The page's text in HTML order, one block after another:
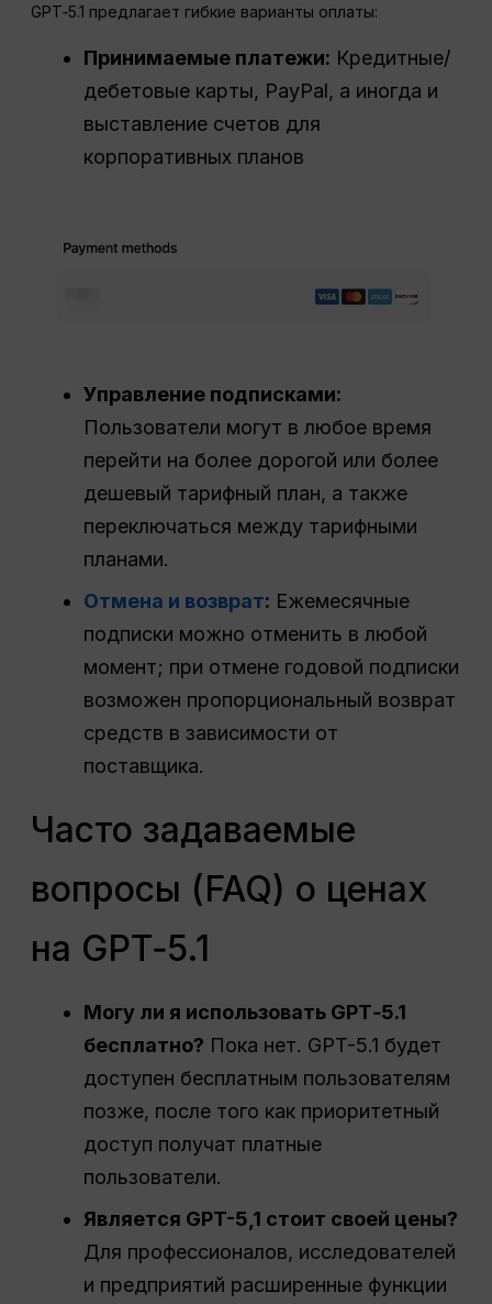
GPT‑5.1 предлагает гибкие варианты оплаты:
Принимаемые платежи: Кредитные/
дебетовые карты, PayPal, а иногда и
выставление счетов для
корпоративных планов
Управление подписками:
Пользователи могут в любое время
перейти на более дорогой или более
дешевый тарифный план, а также
переключаться между тарифными
планами.
Отмена и возврат: Ежемесячные
подписки можно отменить в любой
момент; при отмене годовой подписки
возможен пропорциональный возврат
средств в зависимости от
поставщика.
Часто задаваемые
вопросы (FAQ) о ценах
на GPT‑5.1
Могу ли я использовать GPT‑5.1
бесплатно? Пока нет. GPT-5.1 будет
доступен бесплатным пользователям
позже, после того как приоритетный
доступ получат платные
пользователи.
Является GPT-5,1 стоит своей цены?
Для профессионалов, исследователей
и предприятий расширенные функции